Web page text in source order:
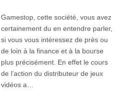
Gamestop, cette société, vous avez
certainement du en entendre parler,
si vous vous intéressez de près ou
de loin à la finance et à la bourse
plus précisément. En effet le cours
de l’action du distributeur de jeux
vidéos a…